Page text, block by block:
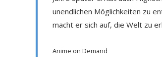
unendlichen Möglichkeiten zu
macht er sich auf, die Welt zu
Anime on Demand